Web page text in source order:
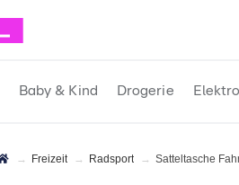
Baby & Kind Drogerie
Freizeit Radsport Satteltasche